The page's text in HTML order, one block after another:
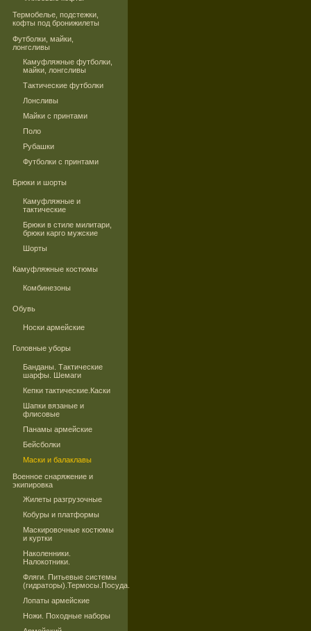
Термобелье, подстежки,
кофты под бронижилеты
Футболки, майки,
лонгсливы
Камуфляжные футболки,
майки, лонгсливы
Тактические футболки
Лонсливы
Майки с принтами
Поло
Рубашки
Футболки с принтами
Брюки и шорты
Камуфляжные и
тактические
Брюки в стиле милитари,
брюки карго мужские
Шорты
Камуфляжные костюмы
Комбинезоны
Обувь
Носки армейские
Головные уборы
Банданы. Тактические
шарфы. Шемаги
Кепки тактические.Каски
Шапки вязаные и
флисовые
Панамы армейские
Бейсболки
Маски и балаклавы
Военное снаряжение и
экипировка
Жилеты разгрузочные
Кобуры и платформы
Маскировочные костюмы
и куртки
Наколенники.
Налокотники.
Фляги. Питьевые системы
(гидраторы).Термосы.Посуда.
Лопаты армейские
Ножи. Походные наборы